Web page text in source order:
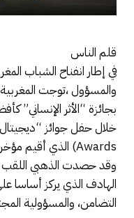
قلم الناس
في إطار انفناح الشباب
والمسؤول ،توجت المغربية
بجائزة “الأثر الإنساني”
Awards) الذي أقيم مؤخرا في الدوحة، بقطر.
وقد حصدت الذهبي اللقب
الهادف الذي يركز أساسا
التضامن، والمسؤولية